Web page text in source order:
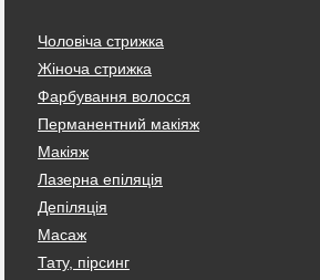
Чоловіча стрижка
Жіноча стрижка
Фарбування волосся
Перманентний макіяж
Макіяж
Лазерна епіляція
Депіляція
Масаж
Тату, пірсинг